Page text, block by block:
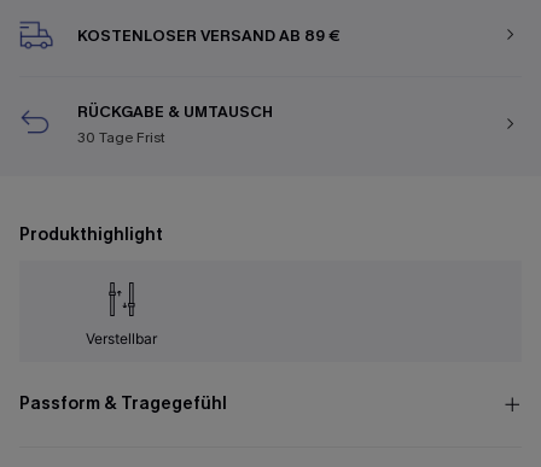
KOSTENLOSER VERSAND AB 89 €
RÜCKGABE & UMTAUSCH
30 Tage Frist
Produkthighlight
Verstellbar
Passform & Tragegefühl